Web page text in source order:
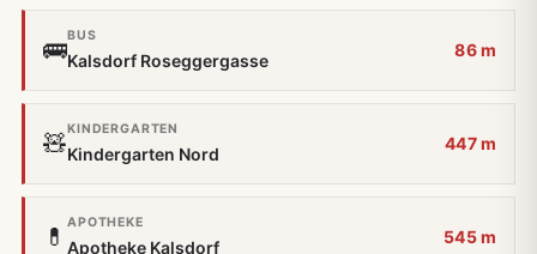
🚌
BUS
Kalsdorf Roseggergasse
86 m
🧸
KINDERGARTEN
Kindergarten Nord
447 m
💊
APOTHEKE
Apotheke Kalsdorf
545 m